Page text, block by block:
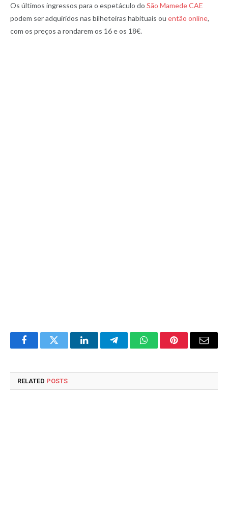
Os últimos ingressos para o espetáculo do São Mamede CAE
podem ser adquiridos nas bilheteiras habituais ou então online,
com os preços a rondarem os 16 e os 18€.
FacebookTwitter LinkedInTelegramWhatsAppPinterestEmail
RELATED POSTS